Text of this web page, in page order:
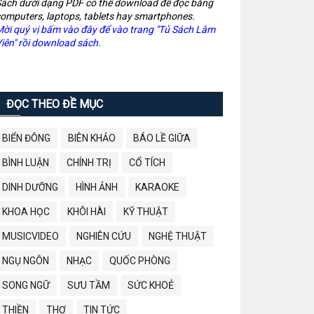
dưới dạng PDF có thể download để đọc bằng
laptops, tablets hay smartphones.
quý vị bấm vào đây để vào trang "Tủ Sách Lâm
rồi download sách.
ĐỌC THEO ĐỀ MỤC
BIỂN ĐÔNG BIÊN KHẢO BÁO LỀ GIỮA
BÌNH LUẬN CHÍNH TRỊ CỔ TÍCH
DINH DƯỠNG HÌNH ẢNH KARAOKE
KHOA HỌC KHÔI HÀI KỸ THUẬT
MUSICVIDEO NGHIÊN CỨU NGHỆ THUẬT
NGỤ NGÔN NHẠC QUỐC PHÒNG
SONG NGỮ SƯU TẦM SỨC KHOẺ
THIỀN THƠ TIN TỨC